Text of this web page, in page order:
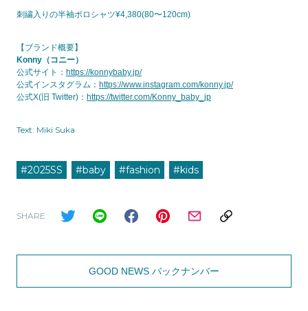
刺繍入りの半袖ポロシャツ¥4,380(80〜120cm)
【ブランド概要】
Konny（コニー）
公式サイト： https://konnybaby.jp/
公式インスタグラム： https://www.instagram.com/konny.jp/
公式X(旧 Twitter)： https://twitter.com/Konny_baby_jp
Text: Miki Suka
#2025SS #baby #fashion #kids
SHARE
GOOD NEWS バックナンバー